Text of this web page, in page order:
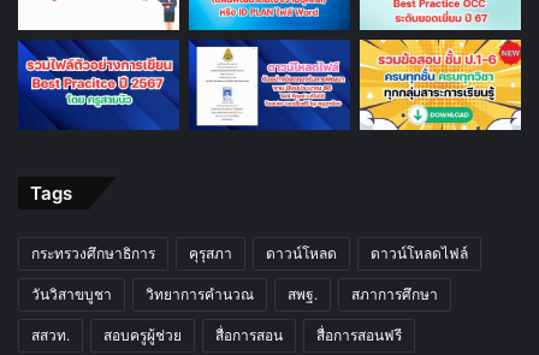
Tags
กระทรวงศึกษาธิการ คุรุสภา ดาวน์โหลด ดาวน์โหลดไฟล์
วันวิสาขบูชา วิทยาการคำนวณ สพฐ. สภาการศึกษา
สสวท. สอบครูผู้ช่วย สื่อการสอน สื่อการสอนฟรี